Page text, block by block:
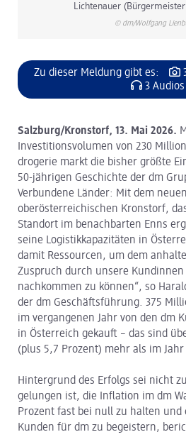
Lichtenauer
© dm/Wolfgang
Zu dieser Meldung gibt es:
3 Audios
Salzburg/Kronstorf, 13. Mai 2026.
Investitionsvolumen von 230
drogerie markt die bisher größte
50-jährigen Geschichte der dm
Verbundene Länder: Mit dem
oberösterreichischen Kronstorf,
Standort im benachbarten Enns
seine Logistikkapazitäten in
damit Ressourcen, um dem
Zuspruch durch unsere Kundinnen
nachkommen zu können“, so
der dm Geschäftsführung. 375
im vergangenen Jahr von den dm
in Österreich gekauft – das sind
(plus 5,7 Prozent) mehr als im Jahr
Hintergrund des Erfolgs sei nicht
gelungen ist, die Inflation im dm
Prozent fast bei null zu halten und
Kunden für dm zu begeistern,